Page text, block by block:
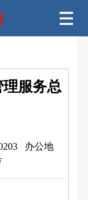
服务总
办公地